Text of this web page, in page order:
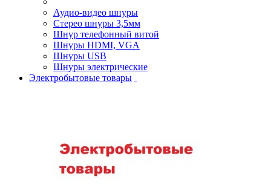
Аудио-видео шнуры
Стерео шнуры 3,5мм
Шнур телефонный витой
Шнуры HDMI, VGA
Шнуры USB
Шнуры электрические
Электробытовые товары